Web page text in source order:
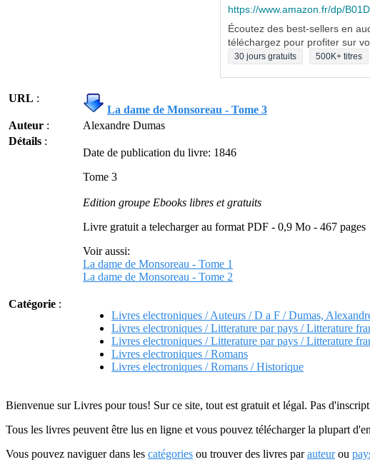
https://www.amazon.fr/dp/
Écoutez des best-sellers en
téléchargez pour profiter sur
30 jours gratuits 500K+ titres
URL :
La dame de Monsoreau - Tome 3
Auteur :
Alexandre Dumas
Détails :
Date de publication du livre: 1846
Tome 3
Edition groupe Ebooks libres et gratuits
Livre gratuit a telecharger au format PDF - 0,9 Mo - 467 pages
Voir aussi:
La dame de Monsoreau - Tome 1
La dame de Monsoreau - Tome 2
Catégorie :
Livres electroniques / Auteurs / D a F / Dumas,
Livres electroniques / Litterature par pays / Litterature
Livres electroniques / Litterature par pays / Litterature
Livres electroniques / Romans
Livres electroniques / Romans / Historique
Bienvenue sur Livres pour tous! Sur ce site, tout est gratuit et légal. Pas
Tous les livres peuvent être lus en ligne et vous pouvez télécharger la plupart
Vous pouvez naviguer dans les catégories ou trouver des livres parauteurou